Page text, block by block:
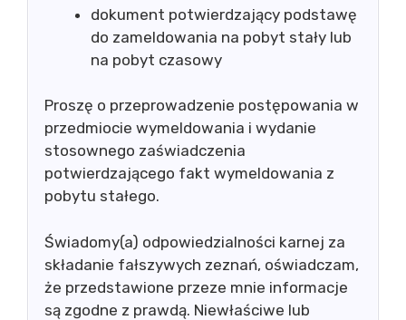
dokument potwierdzający podstawę
do zameldowania na pobyt stały lub
na pobyt czasowy
Proszę o przeprowadzenie postępowania w
przedmiocie wymeldowania i wydanie
stosownego zaświadczenia
potwierdzającego fakt wymeldowania z
pobytu stałego.
Świadomy(a) odpowiedzialności karnej za
składanie fałszywych zeznań, oświadczam,
że przedstawione przeze mnie informacje
są zgodne z prawdą. Niewłaściwe lub